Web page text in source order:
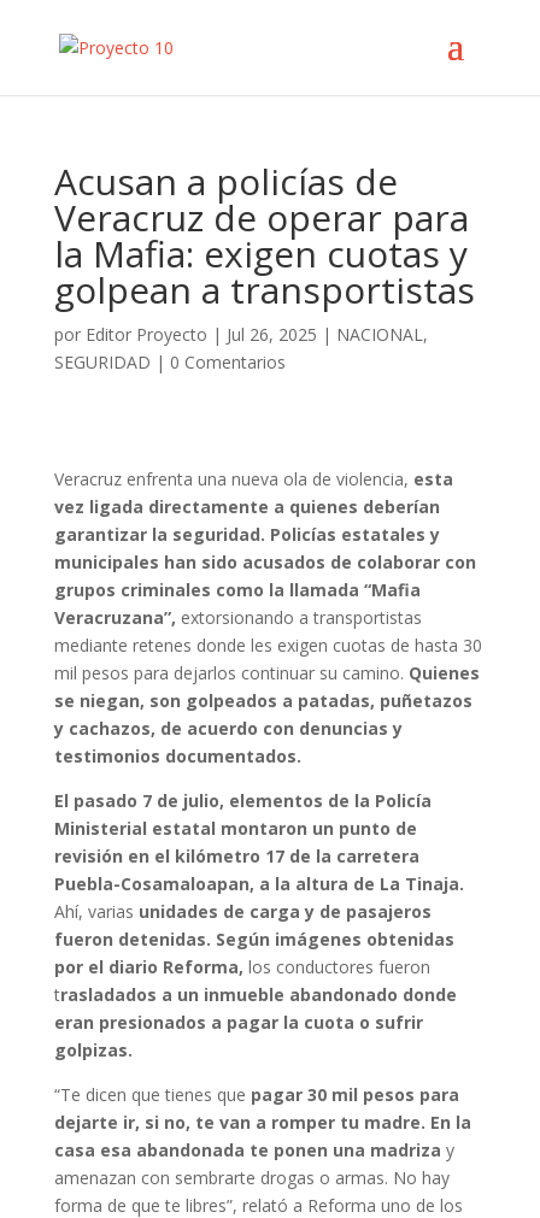
Acusan a policías de
Veracruz de operar para
la Mafia: exigen cuotas y
golpean a transportistas
por Editor Proyecto | Jul 26, 2025 | NACIONAL,
SEGURIDAD | 0 Comentarios
Veracruz enfrenta una nueva ola de violencia, esta
vez ligada directamente a quienes deberían
garantizar la seguridad. Policías estatales y
municipales han sido acusados de colaborar con
grupos criminales como la llamada “Mafia
Veracruzana”, extorsionando a transportistas
mediante retenes donde les exigen cuotas de hasta 30
mil pesos para dejarlos continuar su camino. Quienes
se niegan, son golpeados a patadas, puñetazos
y cachazos, de acuerdo con denuncias y
testimonios documentados.
El pasado 7 de julio, elementos de la Policía
Ministerial estatal montaron un punto de
revisión en el kilómetro 17 de la carretera
Puebla-Cosamaloapan, a la altura de La Tinaja.
Ahí, varias unidades de carga y de pasajeros
fueron detenidas. Según imágenes obtenidas
por el diario Reforma, los conductores fueron
trasladados a un inmueble abandonado donde
eran presionados a pagar la cuota o sufrir
golpizas.
“Te dicen que tienes que pagar 30 mil pesos para
dejarte ir, si no, te van a romper tu madre. En la
casa esa abandonada te ponen una madriza y
amenazan con sembrarte drogas o armas. No hay
forma de que te libres”, relató a Reforma uno de los